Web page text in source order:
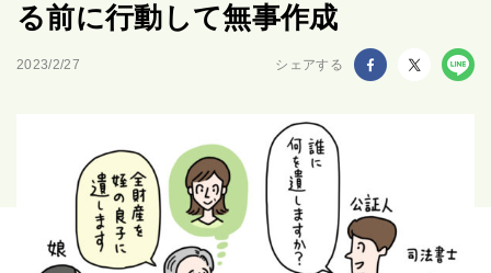
る前に行動して無事作成
2023/2/27 シェアする